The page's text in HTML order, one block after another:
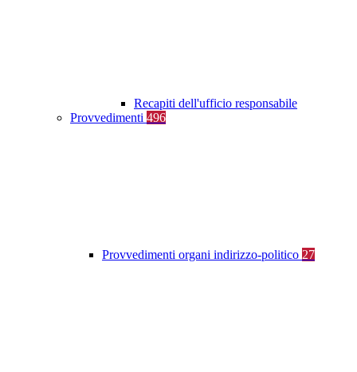
Recapiti dell'ufficio responsabile
Provvedimenti 496
Provvedimenti organi indirizzo-politico 27